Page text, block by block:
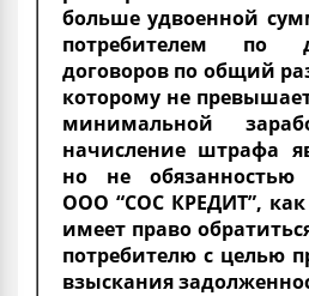
больше удвоенной
потребителем по
договоров по общий
которому не
минимальной
начисление штрафа
но не обязанностью
ООО “СОС КРЕДИТ”, как
имеет право
потребителю с целью
взыскания